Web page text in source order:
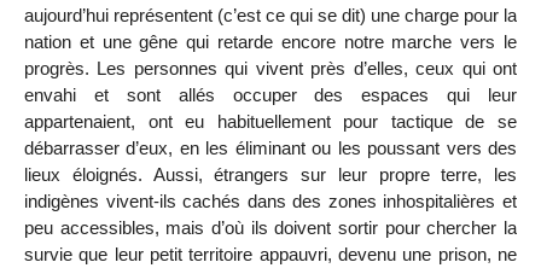
aujourd’hui représentent (c’est ce qui se dit) une charge pour la
nation et une gêne qui retarde encore notre marche vers le
progrès. Les personnes qui vivent près d’elles, ceux qui ont
envahi et sont allés occuper des espaces qui leur
appartenaient, ont eu habituellement pour tactique de se
débarrasser d’eux, en les éliminant ou les poussant vers des
lieux éloignés. Aussi, étrangers sur leur propre terre, les
indigènes vivent-ils cachés dans des zones inhospitalières et
peu accessibles, mais d’où ils doivent sortir pour chercher la
survie que leur petit territoire appauvri, devenu une prison, ne